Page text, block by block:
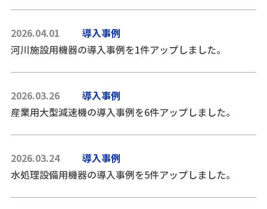
2026.04.01
導入事例
河川施設用機器の導入事例を1件アップしました。
2026.03.26
導入事例
産業用大型減速機の導入事例を6件アップしました。
2026.03.24
導入事例
水処理設備用機器の導入事例を5件アップしました。